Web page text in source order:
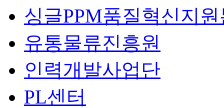
싱글PPM품질혁신지
유통물류진흥원
인력개발사업단
PL센터